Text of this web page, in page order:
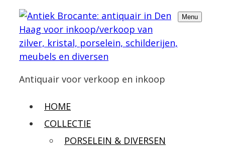
Antiquair voor verkoop en inkoop
Menu
HOME
COLLECTIE
PORSELEIN & DIVERSEN